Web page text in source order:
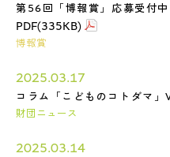
第56回「博報賞」応募受付中
PDF(335KB)
博報賞
2025.03.17
コラム「こどものコトダマ
財団ニュース
2025.03.14